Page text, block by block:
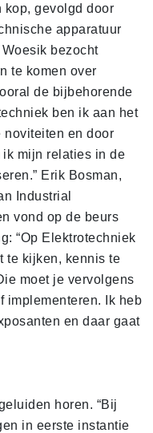
kop, gevolgd door
apparatuur
bezocht
te komen over
de bijbehorende
ben ik aan het
noviteiten en door
ik mijn relaties in de
Erik Bosman,
Industrial
vond op de beurs
“Op Elektrotechniek
te kijken, kennis te
moet je vervolgens
implementeren. Ik heb
en daar gaat
horen. “Bij
in eerste instantie